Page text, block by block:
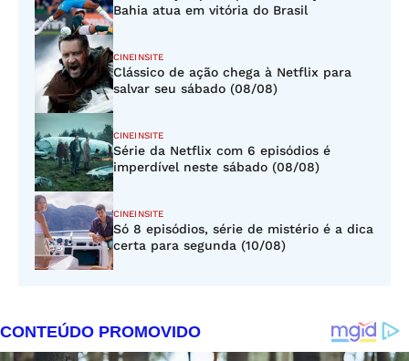
Bahia atua em vitória do Brasil
CINEINSITE
Clássico de ação chega à Netflix para
salvar seu sábado (08/08)
CINEINSITE
Série da Netflix com 6 episódios é
imperdível neste sábado (08/08)
CINEINSITE
Só 8 episódios, série de mistério é a dica
certa para segunda (10/08)